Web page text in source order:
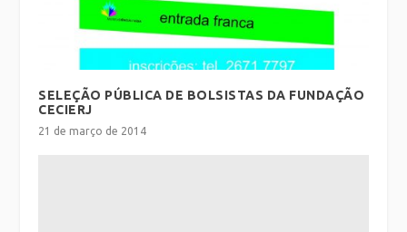
SELEÇÃO PÚBLICA DE BOLSISTAS DA FUNDAÇÃO
CECIERJ
21 de março de 2014